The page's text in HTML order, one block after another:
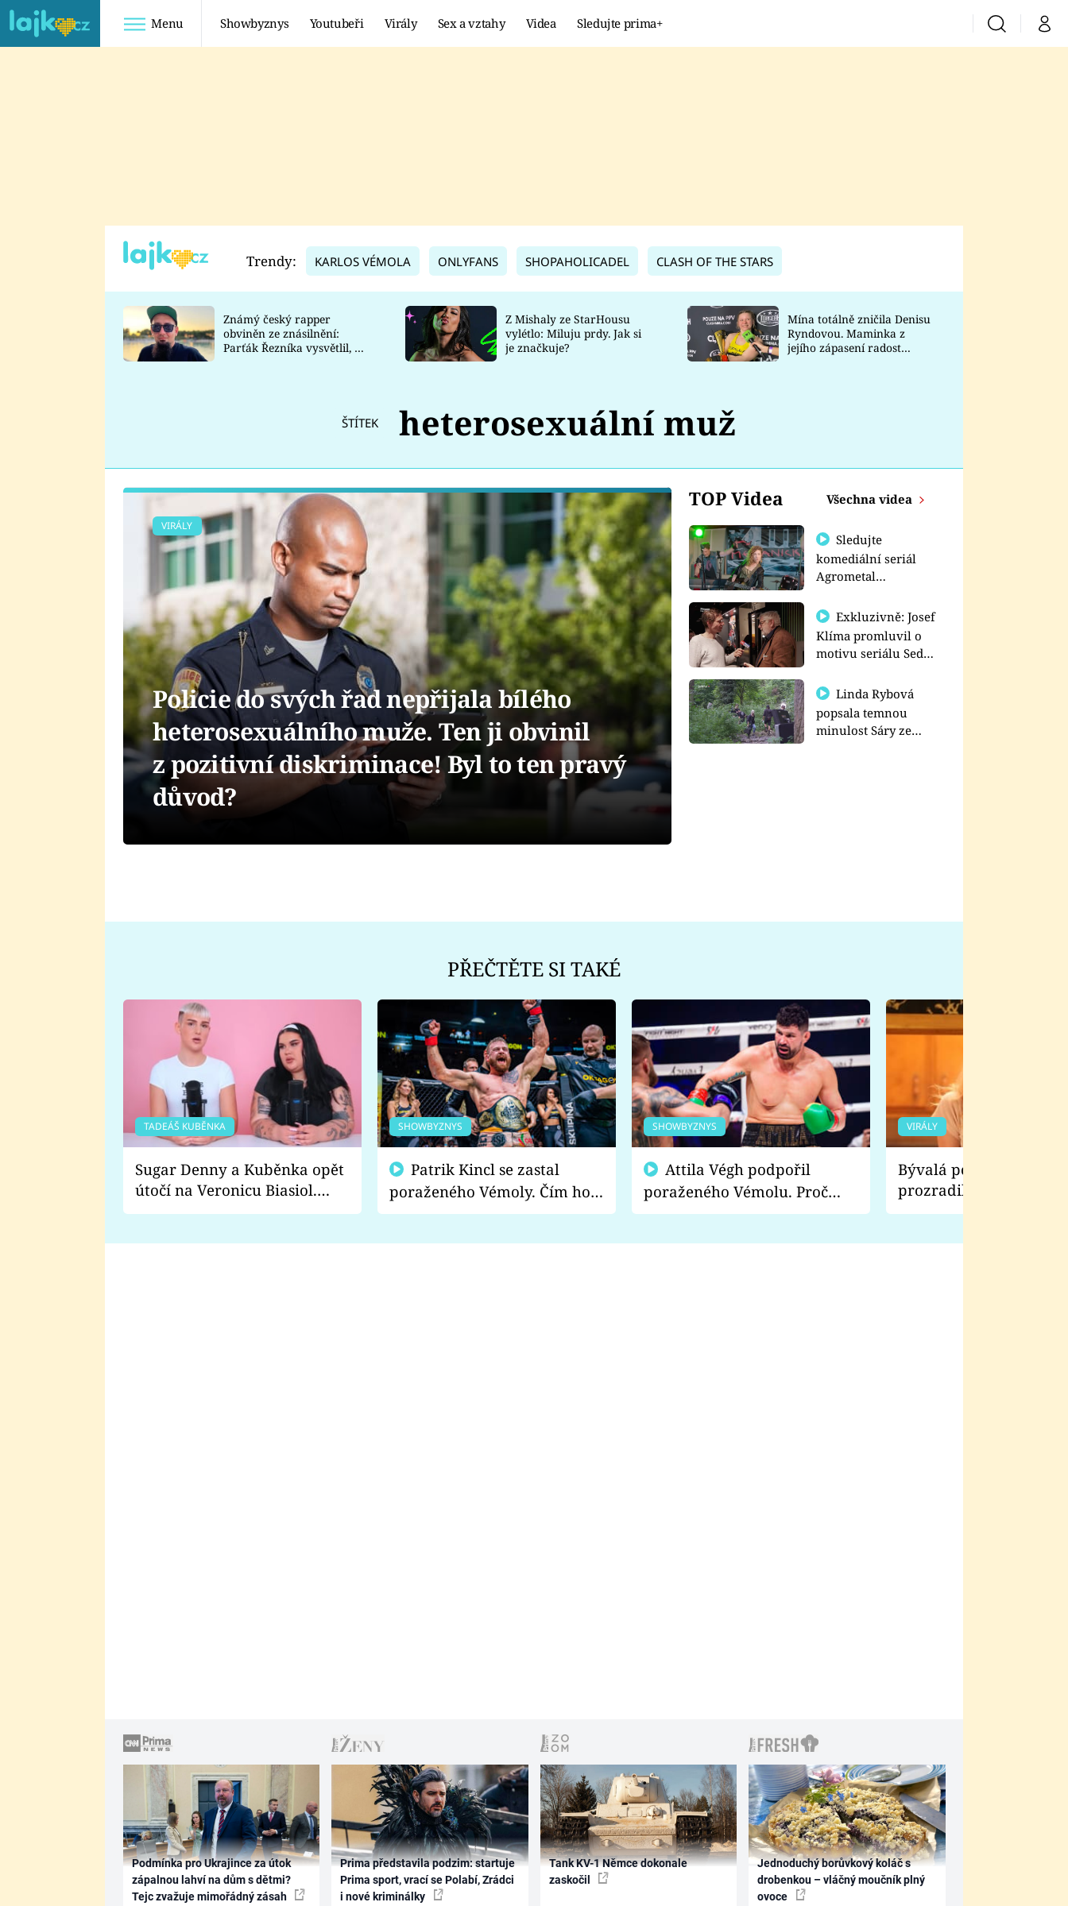
Menu Showbyznys Youtubeři Virály Sex a vztahy Videa Sledujte prima+ VyhledáváníMůj
TADEÁŠ KUBĚNKA
DATEL
Prima Lajk
Sledujte nás
Trendy: KARLOS VÉMOLA ONLYFANS SHOPAHOLICADEL CLASH OF THE STARS
Známý český rapper
obviněn ze znásilnění:
Parťák Řezníka vysvětlil, co
Z Mishaly ze StarHousu
vylétlo: Miluju prdy. Jak si
je značkuje?
Mína totálně zničila Denisu
Ryndovou. Maminka z
jejího zápasení radost
ŠTÍTEK heterosexuální muž
TOP Videa Všechna videa
Sledujte
komediální seriál
Agrometal
prima+
Exkluzivně: Josef
Klíma promluvil o
motivu seriálu Sedm
Linda Rybová
popsala temnou
minulost Sáry ze
VIRÁLY
Policie do svých řad nepřijala bílého
heterosexuálního muže. Ten ji obvinil
z pozitivní diskriminace! Byl to ten pravý
důvod?
PŘEČTĚTE SI TAKÉ
TADEÁŠ KUBĚNKA
Sugar Denny a Kuběnka opět
útočí na Veronicu Biasiol.
Proč je podle nich falešná a
SHOWBYZNYS
poraženého Vémoly. Čím ho
fanoušci naštvali?
SHOWBYZNYS
poraženého Vémolu. Proč
chce raději zápasit s ním než
VIRÁLY
Bývalá pornoherečka
prozradila, co ji
natáčení Euforie.
Podmínka pro Ukrajince za útok
zápalnou lahví na dům s dětmi?
Tejc zvažuje mimořádný zásah
Prima představila podzim: startuje
Prima sport, vrací se Polabí, Zrádci
i nové kriminálky
Tank KV-1 Němce dokonale
zaskočil
Jednoduchý borůvkový koláč s
drobenkou – vláčný moučník plný
ovoce